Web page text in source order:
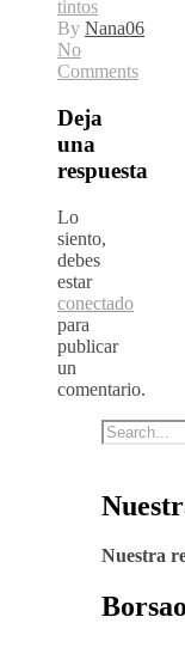
tintos
By Nana06
No
Comments
Deja
una
respuesta
Lo
siento,
debes
estar
conectado
para
publicar
un
comentario.
Nuestra